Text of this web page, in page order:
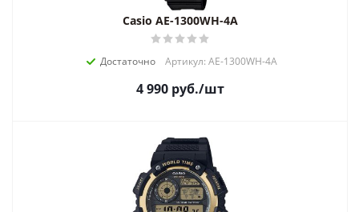
Casio AE-1300WH-4A
Достаточно Артикул: AE-1300WH-4A
4 990 руб./шт